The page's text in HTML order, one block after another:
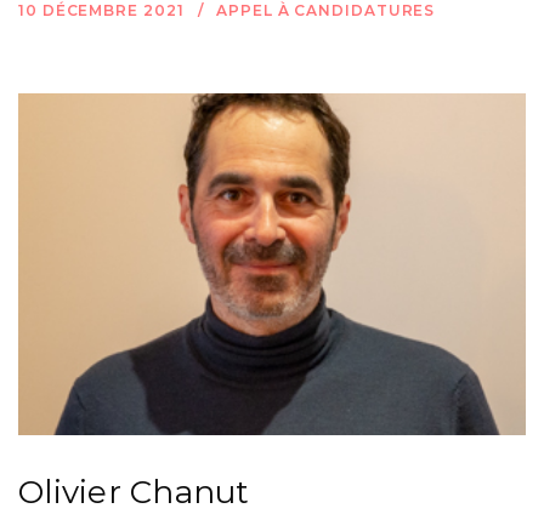
10 DÉCEMBRE 2021 APPEL À CANDIDATURES
Olivier Chanut